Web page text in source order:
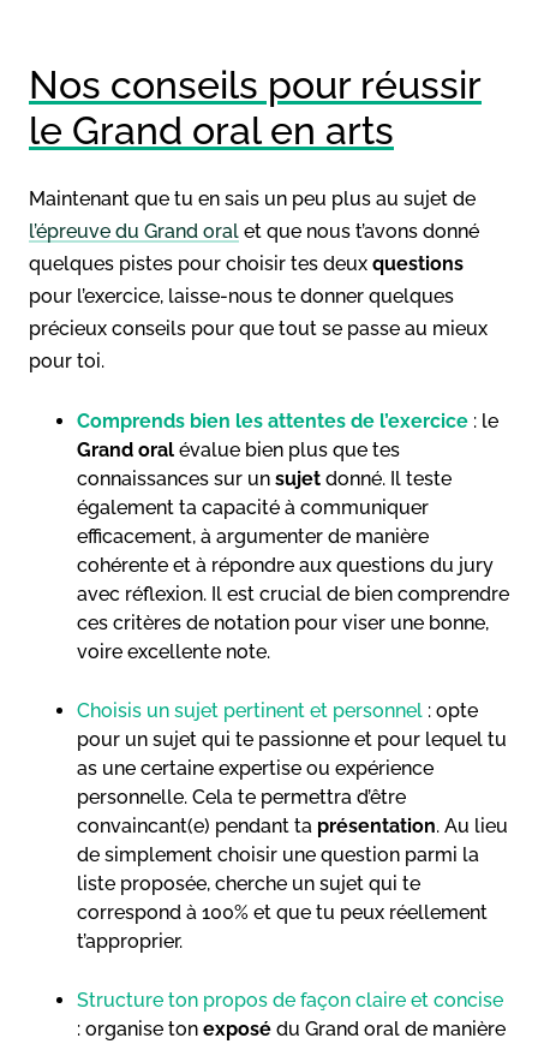
Nos conseils pour réussir
le Grand oral en arts
Maintenant que tu en sais un peu plus au sujet de
l’épreuve du Grand oral et que nous t’avons donné
quelques pistes pour choisir tes deux questions
pour l’exercice, laisse-nous te donner quelques
précieux conseils pour que tout se passe au mieux
pour toi.
Comprends bien les attentes de l’exercice : le
Grand oral évalue bien plus que tes
connaissances sur un sujet donné. Il teste
également ta capacité à communiquer
efficacement, à argumenter de manière
cohérente et à répondre aux questions du jury
avec réflexion. Il est crucial de bien comprendre
ces critères de notation pour viser une bonne,
voire excellente note.
Choisis un sujet pertinent et personnel : opte
pour un sujet qui te passionne et pour lequel tu
as une certaine expertise ou expérience
personnelle. Cela te permettra d’être
convaincant(e) pendant ta présentation. Au lieu
de simplement choisir une question parmi la
liste proposée, cherche un sujet qui te
correspond à 100% et que tu peux réellement
t’approprier.
Structure ton propos de façon claire et concise
: organise ton exposé du Grand oral de manière